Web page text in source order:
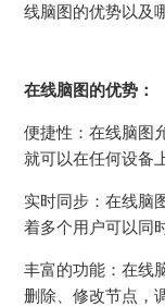
线脑图的优势以及
在线脑图的优势：
便捷性：在线脑图
就可以在任何设备
实时同步：在线脑
着多个用户可以同
丰富的功能：在线
删除、修改节点，